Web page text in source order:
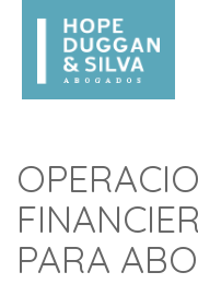
PARA